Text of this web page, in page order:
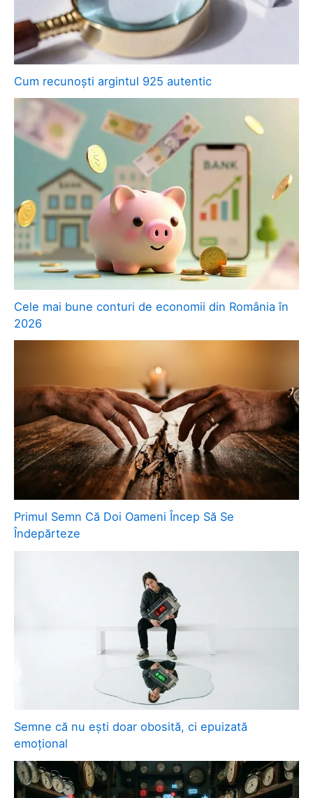
Cum recunoști argintul 925 autentic
Cele mai bune conturi de economii din România în
2026
Primul Semn Că Doi Oameni Încep Să Se
Îndepărteze
Semne că nu ești doar obosită, ci epuizată
emoțional